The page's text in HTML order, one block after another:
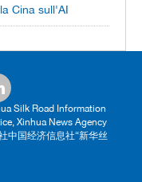
Cina sull'AI
Silk Road Information
Xinhua News Agency
中国经济信息社“新华丝